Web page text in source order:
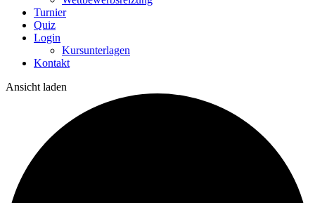
Turnier
Quiz
Login
Kursunterlagen
Kontakt
Ansicht laden